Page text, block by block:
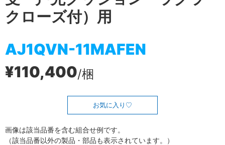
クローズ付）用
AJ1QVN-11MAFEN
¥110,400/梱
お気に入り
画像は該当品番を含む組合せ例です。
（該当品番以外の製品・部品も表示されています。）